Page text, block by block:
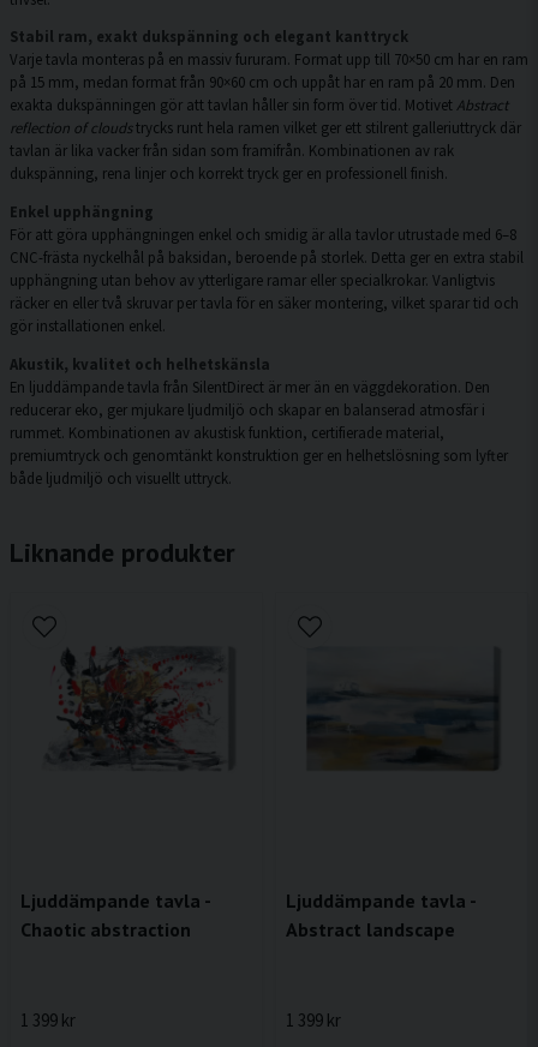
Stabil ram, exakt dukspänning och elegant kanttryck
Varje tavla monteras på en massiv fururam. Format upp till 70×50 cm har en ram
på 15 mm, medan format från 90×60 cm och uppåt har en ram på 20 mm. Den
exakta dukspänningen gör att tavlan håller sin form över tid. MotivetAbstract
reflection of cloudstrycks runt hela ramen vilket ger ett stilrent galleriuttryck där
tavlan är lika vacker från sidan som framifrån. Kombinationen av rak
dukspänning, rena linjer och korrekt tryck ger en professionell finish.
Enkel upphängning
För att göra upphängningen enkel och smidig är alla tavlor utrustade med 6–8
CNC-frästa nyckelhål på baksidan, beroende på storlek. Detta ger en extra stabil
upphängning utan behov av ytterligare ramar eller specialkrokar. Vanligtvis
räcker en eller två skruvar per tavla för en säker montering, vilket sparar tid och
gör installationen enkel.
Akustik, kvalitet och helhetskänsla
En ljuddämpande tavla från SilentDirect är mer än en väggdekoration. Den
reducerar eko, ger mjukare ljudmiljö och skapar en balanserad atmosfär i
rummet. Kombinationen av akustisk funktion, certifierade material,
premiumtryck och genomtänkt konstruktion ger en helhetslösning som lyfter
både ljudmiljö och visuellt uttryck.
Liknande produkter
Ljuddämpande tavla -
Chaotic abstraction
1 399 kr
Ljuddämpande tavla -
Abstract landscape
1 399 kr